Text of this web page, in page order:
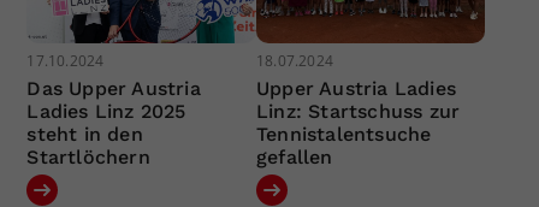
17.10.2024
Das Upper Austria
Ladies Linz 2025
steht in den
Startlöchern
18.07.2024
Upper Austria Ladies
Linz: Startschuss zur
Tennistalentsuche
gefallen